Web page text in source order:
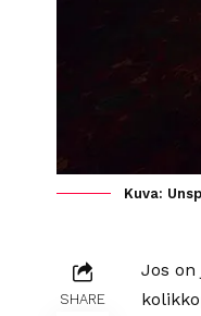
Kuva:
SHARE
Jos